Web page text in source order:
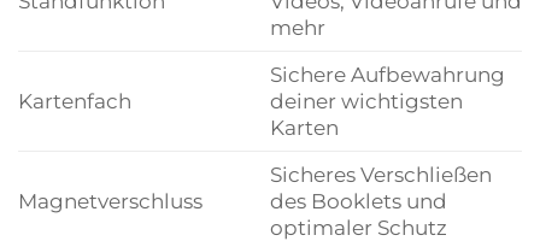
mehr
Kartenfach
Sichere Aufbewahrung
deiner wichtigsten
Karten
Magnetverschluss
Sicheres Verschließen
des Booklets und
optimaler Schutz